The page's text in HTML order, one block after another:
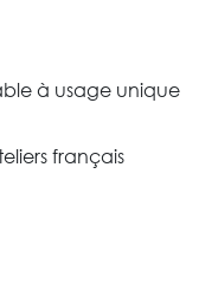
à usage unique
français